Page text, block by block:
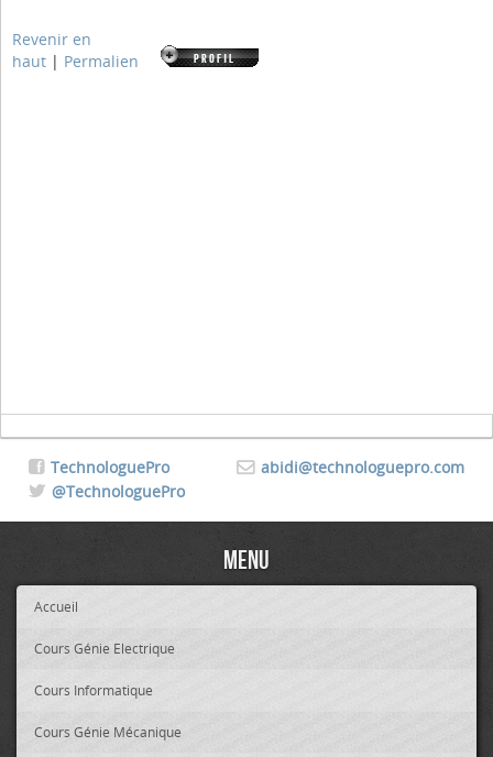
Revenir en
haut | Permalien
abidi@technologuepro.com
TechnologuePro
@TechnologuePro
Menu
Accueil
Cours Génie Electrique
Cours Informatique
Cours Génie Mécanique